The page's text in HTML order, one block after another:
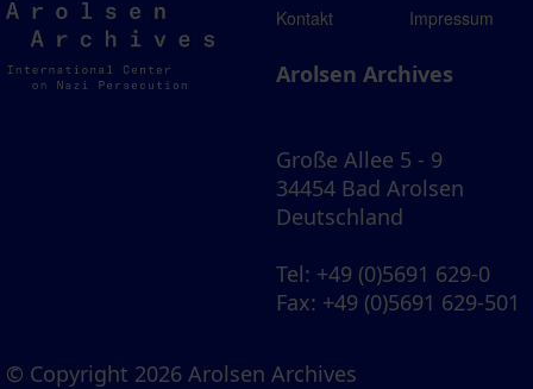
Arolsen
Archives
Kontakt Impressum
Arolsen Archives
Große Allee 5 - 9
34454 Bad Arolsen
Deutschland
Tel: +49 (0)5691 629-0
Fax: +49 (0)5691 629-501
© Copyright 2026 Arolsen Archives